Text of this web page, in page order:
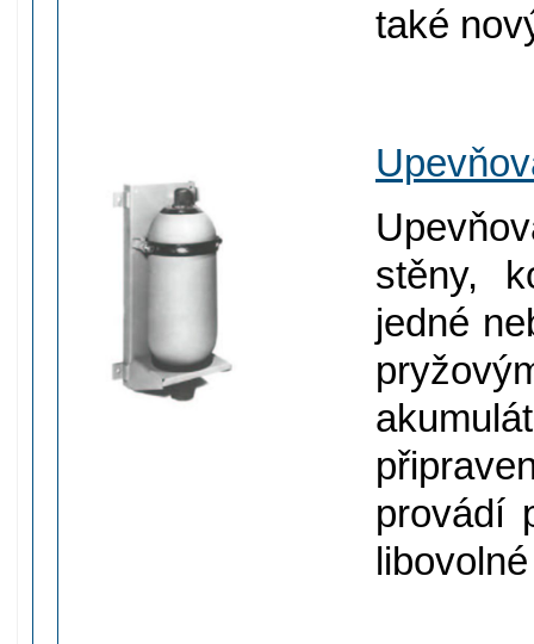
také
stěny,
jedné
provádí